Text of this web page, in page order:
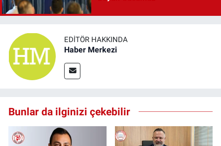
EDITÖR HAKKINDA
Haber Merkezi
Bunlar da ilginizi çekebilir